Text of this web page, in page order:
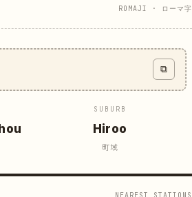
ROMAJI · ローマ字
⧉
SUBURB
Hiroo
町域